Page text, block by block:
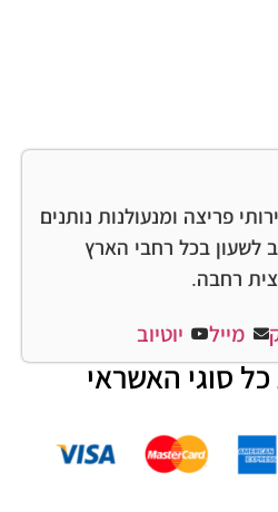
פריצה ומנעולנות נותנים
לשעון בכל רחבי הארץ
רחבה.
מייל יוטיוב
סוגי האשראי